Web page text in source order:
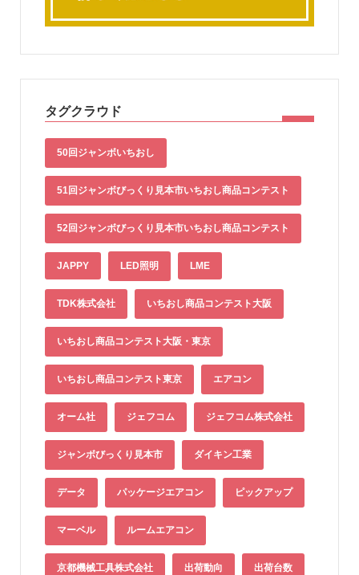
タグクラウド
50回ジャンボいちおし
51回ジャンボびっくり見本市いちおし商品コンテスト
52回ジャンボびっくり見本市いちおし商品コンテスト
JAPPY LED照明 LME
TDK株式会社 いちおし商品コンテスト大阪
いちおし商品コンテスト大阪・東京
いちおし商品コンテスト東京 エアコン
オーム社 ジェフコム ジェフコム株式会社
ジャンボびっくり見本市 ダイキン工業
データ パッケージエアコン ピックアップ
マーベル ルームエアコン
京都機械工具株式会社 出荷動向 出荷台数